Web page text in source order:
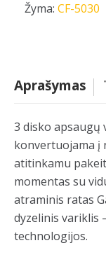
Žyma: CF-5030
Aprašymas
3 disko apsaugų
konvertuojama į
atitinkamu
momentas su
atraminis ratas
dyzelinis variklis
technologijos.